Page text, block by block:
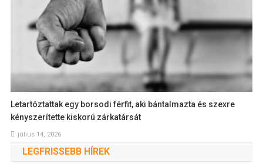
Letartóztattak egy borsodi férfit, aki bántalmazta és szexre
kényszerítette kiskorú zárkatársát
július 14, 2026
LEGFRISSEBB HÍREK